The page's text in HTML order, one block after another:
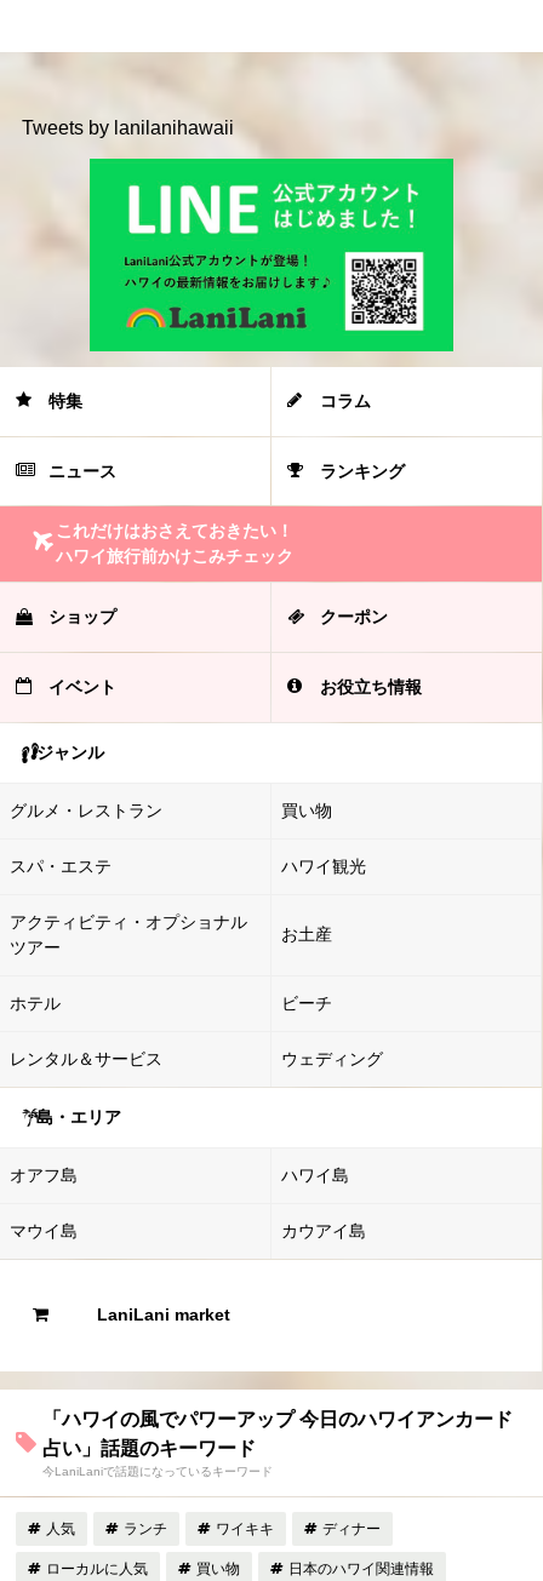
Tweets by lanilanihawaii
特集 コラム
ニュース ランキング
これだけはおさえておきたい！
ハワイ旅行前かけこみチェック
ショップ クーポン
イベント お役立ち情報
ジャンル
グルメ・レストラン 買い物
スパ・エステ ハワイ観光
アクティビティ・オプショナル
ツアー
お土産
ホテル ビーチ
レンタル＆サービス ウェディング
島・エリア
オアフ島 ハワイ島
マウイ島 カウアイ島
LaniLani market
「ハワイの風でパワーアップ 今日のハワイアンカード
占い」話題のキーワード
今LaniLaniで話題になっているキーワード
人気 ランチ ワイキキ ディナー
ローカルに人気 買い物 日本のハワイ関連情報